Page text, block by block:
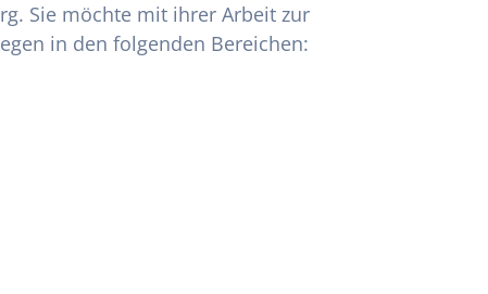
Sie möchte mit ihrer Arbeit zur
in den folgenden Bereichen: